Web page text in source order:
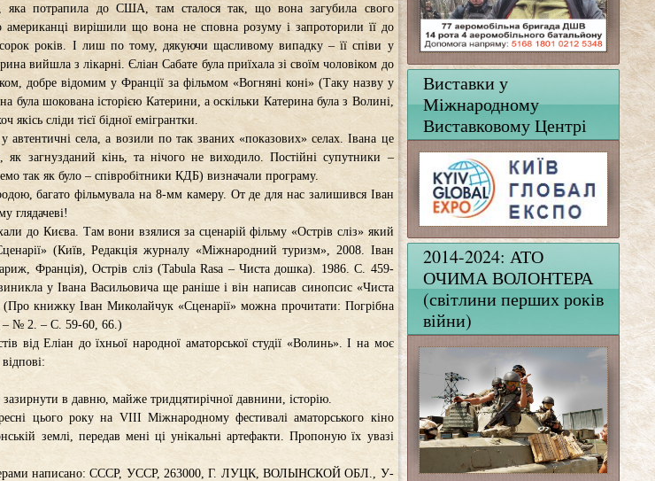
яка потрапила до США, там сталося так, що вона загубила свого
вирішили що вона не сповна розуму і запроторили її до
років. І лиш по тому, дякуючи щасливому випадку – її співи у
вийшла з лікарні. Єліан Сабате була приїхала зі своїм чоловіком до
добре відомим у Франції за фільмом «Вогняні коні» (Таку назву у
була шокована історією Катерини, а оскільки Катерина була з Волині,
сліди тієї бідної емігрантки.
автентичні села, а возили по так званих «показових» селах. Івана це
як загнузданий кінь, та нічого не виходило. Постійні супутники –
так як було – співробітники КДБ) визначали програму.
багато фільмувала на 8-мм камеру. От де для нас залишився Іван
глядачеві!
до Києва. Там вони взялися за сценарій фільму «Острів сліз» який
(Київ, Редакція журналу «Міжнародний туризм», 2008. Іван
Франція), Острів сліз (Tabula Rasa – Чиста дошка). 1986. С. 459-
у Івана Васильовича ще раніше і він написав синопсис «Чиста
книжку Іван Миколайчук «Сценарії» можна прочитати: Погрібна
– № 2. – С. 59-60, 66.)
від Еліан до їхньої народної аматорської студії «Волинь». І на моє
в давню, майже тридцятирічної давнини, історію.
цього року на VIII Міжнародному фестивалі аматорського кіно
землі, передав мені ці унікальні артефакти. Пропоную їх увазі
написано: СССР, УССР, 263000, Г. ЛУЦК, ВОЛЫНСКОЙ ОБЛ., У-
Виставки у
Міжнародному
Виставковому Центрі
2014-2024: АТО
ОЧИМА ВОЛОНТЕРА
(світлини перших років
війни)